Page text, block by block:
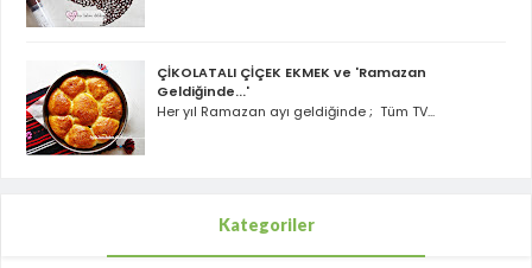
ÇİKOLATALI ÇİÇEK EKMEK ve 'Ramazan
Geldiğinde...'
Her yıl Ramazan ayı geldiğinde ; Tüm TV...
Kategoriler